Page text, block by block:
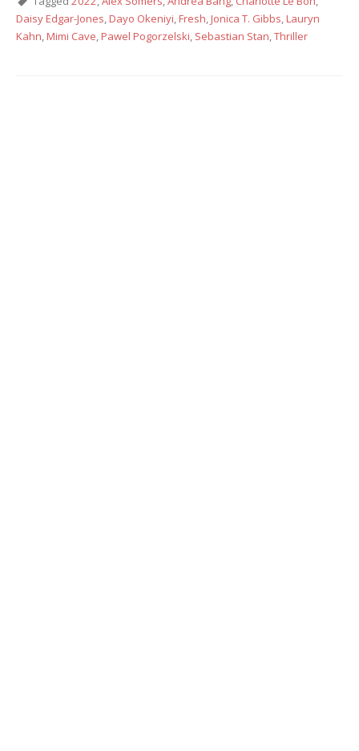
Daisy Edgar-Jones,Dayo Okeniyi,Fresh,Jonica T. Gibbs,Lauryn
Kahn,Mimi Cave,Pawel Pogorzelski, Sebastian Stan,Thriller